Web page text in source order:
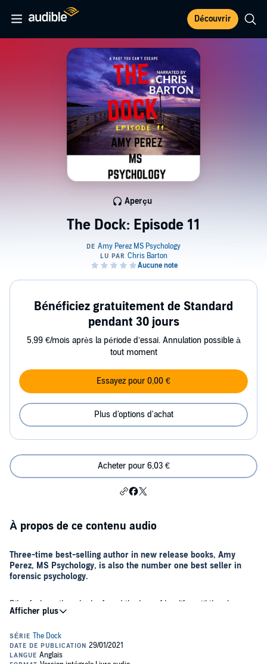
Découvrir
The Dock: Episode 11
Aperçu
Bénéficiez gratuitement de Standard
pendant 30 jours
5,99 €/mois après la période d’essai. Annulation possible à
tout moment
Essayez pour 0,00 €
Plus d'options d'achat
Acheter pour 6,03 €
À propos de ce contenu audio
Three-time best-selling author in new release books, Amy
Perez, MS Psychology, is also the number one best seller in
forensic psychology.
Riley feels as though she found the love of her life until the abuse
happens. After years of hoping for a change, a harrowing mystery
there for her college-aged daughters, Riley finds herself in the
middle of a murder investigation. There are some love stories that
can stand the test of time. However, this isn’t one of them.